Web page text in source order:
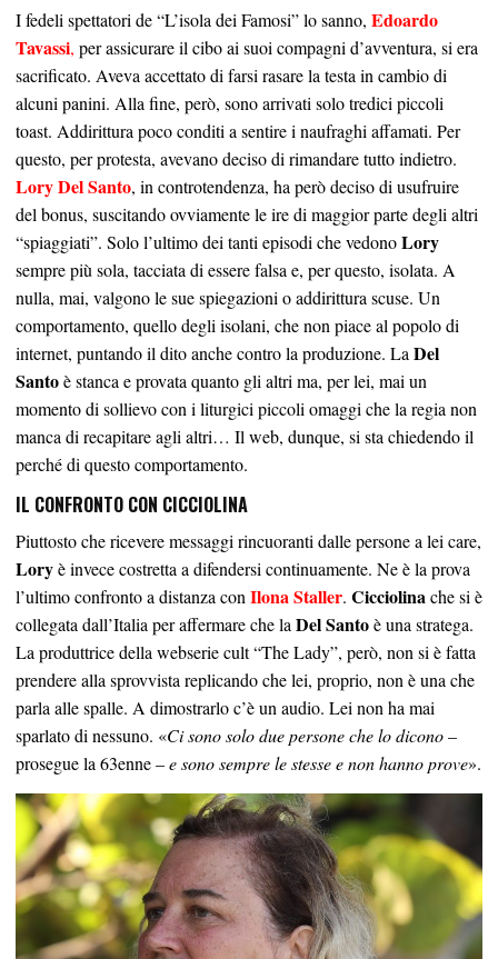
I fedeli spettatori de “L’isola dei Famosi” lo sanno, Edoardo
Tavassi, per assicurare il cibo ai suoi compagni d’avventura, si era
sacrificato. Aveva accettato di farsi rasare la testa in cambio di
alcuni panini. Alla fine, però, sono arrivati solo tredici piccoli
toast. Addirittura poco conditi a sentire i naufraghi affamati. Per
questo, per protesta, avevano deciso di rimandare tutto indietro.
Lory Del Santo, in controtendenza, ha però deciso di usufruire
del bonus, suscitando ovviamente le ire di maggior parte degli altri
“spiaggiati”. Solo l’ultimo dei tanti episodi che vedonoLory
sempre più sola, tacciata di essere falsa e, per questo, isolata. A
nulla, mai, valgono le sue spiegazioni o addirittura scuse. Un
comportamento, quello degli isolani, che non piace al popolo di
internet, puntando il dito anche contro la produzione. LaDel
Santoè stanca e provata quanto gli altri ma, per lei, mai un
momento di sollievo con i liturgici piccoli omaggi che la regia non
manca di recapitare agli altri… Il web, dunque, si sta chiedendo il
perché di questo comportamento.
IL CONFRONTO CON CICCIOLINA
Piuttosto che ricevere messaggi rincuoranti dalle persone a lei care,
Loryè invece costretta a difendersi continuamente. Ne è la prova
l’ultimo confronto a distanza conIlona Staller. Cicciolinache si è
collegata dall’Italia per affermare che laDel Santoè una stratega.
La produttrice della webserie cult “The Lady”, però, non si è fatta
prendere alla sprovvista replicando che lei, proprio, non è una che
parla alle spalle. A dimostrarlo c’è un audio. Lei non ha mai
sparlato di nessuno. «Ci sono solo due persone che lo dicono–
prosegue la 63enne –e sono sempre le stesse e non hanno prove».